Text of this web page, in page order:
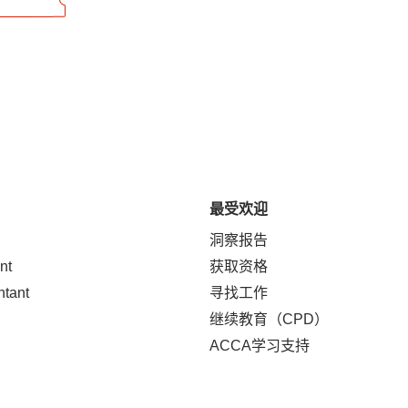
最受欢迎
洞察报告
获取资格
寻找工作
继续教育（CPD）
ACCA学习支持